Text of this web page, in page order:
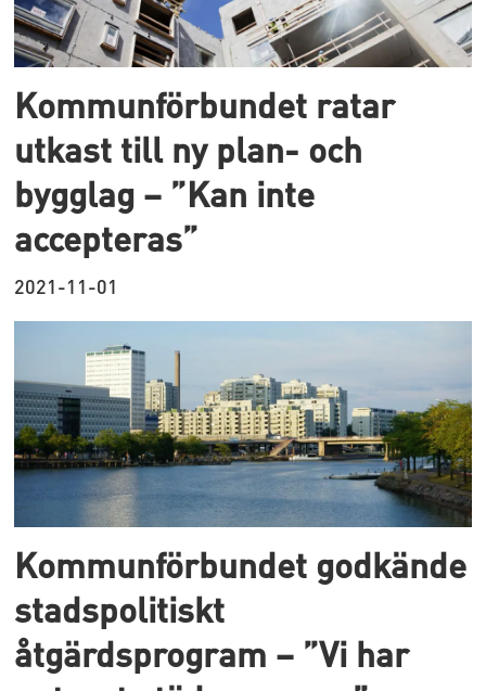
Kommunförbundet ratar
utkast till ny plan- och
bygglag – ”Kan inte
accepteras”
2021-11-01
Kommunförbundet godkände
stadspolitiskt
åtgärdsprogram – ”Vi har